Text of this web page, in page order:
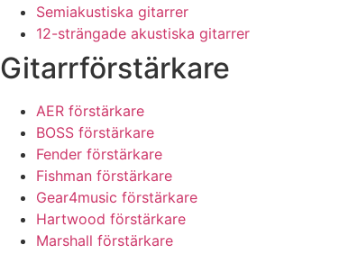
Semiakustiska gitarrer
12-strängade akustiska gitarrer
Gitarrförstärkare
AER förstärkare
BOSS förstärkare
Fender förstärkare
Fishman förstärkare
Gear4music förstärkare
Hartwood förstärkare
Marshall förstärkare